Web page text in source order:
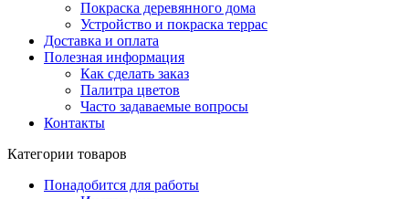
Покраска деревянного дома
Устройство и покраска террас
Доставка и оплата
Полезная информация
Как сделать заказ
Палитра цветов
Часто задаваемые вопросы
Контакты
Категории товаров
Понадобится для работы